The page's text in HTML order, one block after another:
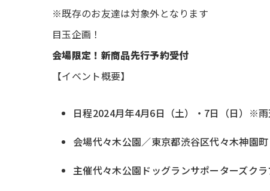
※既存のお友達は対象外となります
目玉企画！
会場限定！新商品先行予約受付
【イベント概要】
日程2024月年4月6日（土）・7日（日）※
会場代々木公園／東京都渋谷区代々木神園
主催代々木公園ドッグランサポーターズクラ